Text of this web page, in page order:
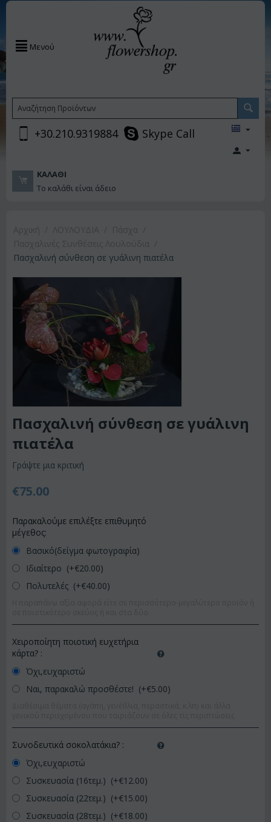
Μενού
+30.210.9319884 Skype Call
ΚΑΛΆΘΙ
Το καλάθι είναι άδειο
Πασχαλινή σύνθεση σε γυάλινη πιατέλα
Πασχαλινή σύνθεση σε γυάλινη
πιατέλα
Γράψτε μια κριτική
€75.00
Παρακαλούμε επιλέξτε επιθυμητό
μέγεθος:
Βασικό(δείγμα φωτογραφία)
Ιδιαίτερο (+€20.00)
Πολυτελές (+€40.00)
Χειροποίητη ποιοτική ευχετήρια
κάρτα? :
Όχι,ευχαριστώ
Ναι, παρακαλώ προσθέστε! (+€5.00)
Συνοδευτικά σοκολατάκια? :
Όχι,ευχαριστώ
Συσκευασία (16τεμ.) (+€12.00)
Συσκευασία (22τεμ.) (+€15.00)
Συσκευασία (28τεμ.) (+€18.00)